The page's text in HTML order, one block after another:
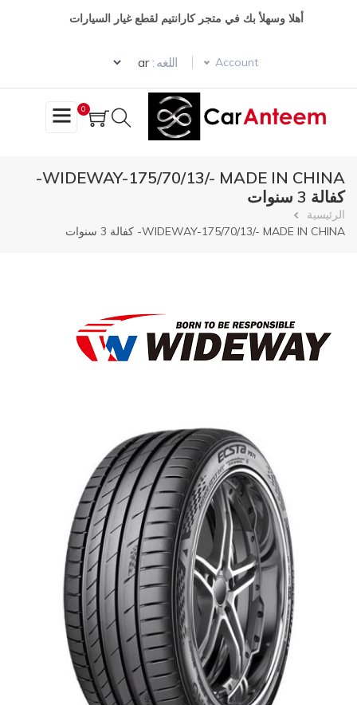
أهلا وسهلأ بك في متجر كارانتيم لقطع غيار السيارات
Account اللغه :
Select your language
0
WIDEWAY-175/70/13/- MADE IN CHINA-
كفالة 3 سنوات
مسار
الرئيسية
WIDEWAY-175/70/13/- MADE IN CHINA- كفالة 3 سنوات